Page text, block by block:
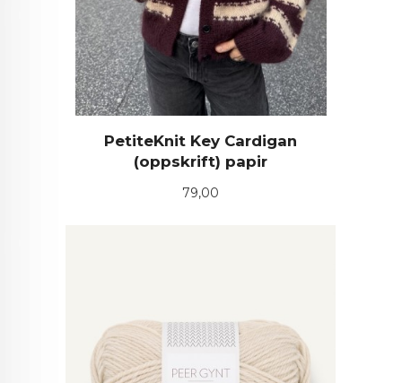
PetiteKnit Key Cardigan
(oppskrift) papir
Pris
79,00